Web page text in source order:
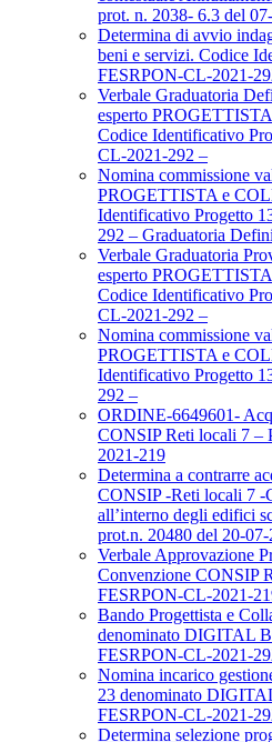
prot. n. 2038- 6.3 del
Determina di avvio
beni e servizi. Codice
FESRPON-CL-2021-
Verbale Graduatoria
esperto
Codice Identificativo
CL-2021-292 –
Nomina commissione
PROGETTISTA e
Identificativo Progetto
292 – Graduatoria
Verbale Graduatoria
esperto
Codice Identificativo
CL-2021-292 –
Nomina commissione
PROGETTISTA e
Identificativo Progetto
292 –
ORDINE-6649601-
CONSIP Reti locali 7
2021-219
Determina a contrarre
CONSIP -Reti locali 7 -
all’interno degli edifici
prot.n. 20480 del 20-07-
Verbale Approvazione
Convenzione CONSIP
FESRPON-CL-2021-
Bando Progettista e
denominato DIGITAL
FESRPON-CL-2021-
Nomina incarico
23 denominato
FESRPON-CL-2021-
Determina selezione